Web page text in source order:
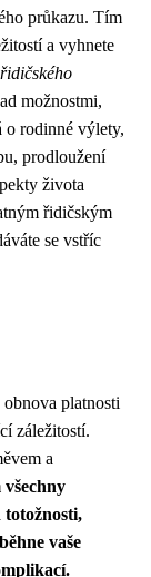
průkazu. Tím
a vyhnete
možnostmi,
o rodinné výlety,
prodloužení
života
řidičským
se vstříc
platnosti
záležitostí.
a
vaše